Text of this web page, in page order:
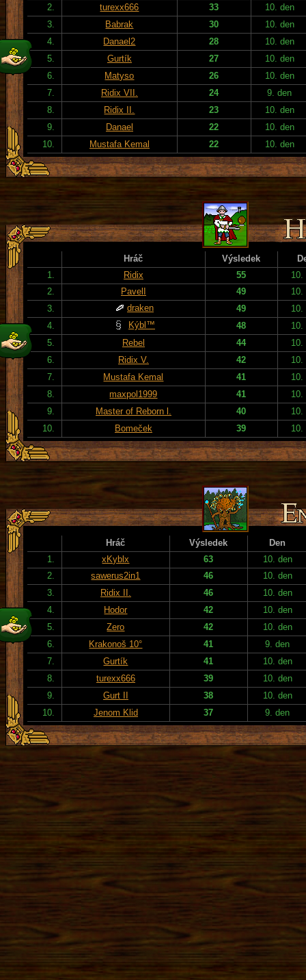
2.
turexx666 33
10. den
3.
Babrak 30
10. den
4.
Danael2 28
10. den
5.
Gurtík 27
10. den
6.
Matyso 26
10. den
7.
Ridix VII. 24
9. den
8.
Ridix II. 23
10. den
9.
Danael 22
10. den
10.
Mustafa Kemal 22 10. den
Hráč Výsledek
1.
Ridix 55
10.
2.
PavelI 49
10.
3.
draken 49
10.
4.
Kýbl™ 48
10.
5.
Rebel 44
10.
6.
Ridix V. 42
10.
7.
Mustafa Kemal 41
10.
8.
maxpol1999 41
10.
9.
Master of Reborn l. 40
10.
10.
Bomeček 39 10.
Hráč Výsledek
Den
1.
xKyblx 63
10. den
2.
sawerus2in1 46
10. den
3.
Ridix II. 46
10. den
4.
Hodor 42
10. den
5.
Zero 42
10. den
6.
Krakonoš 10° 41
9. den
7.
Gurtík 41
10. den
8.
turexx666 39
10. den
9.
Gurt II 38
10. den
10.
Jenom Klid 37 9. den